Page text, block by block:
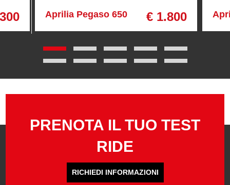
Aprilia Pegaso 650 € 1.800
PRENOTA IL TUO TEST
RIDE
RICHIEDI INFORMAZIONI